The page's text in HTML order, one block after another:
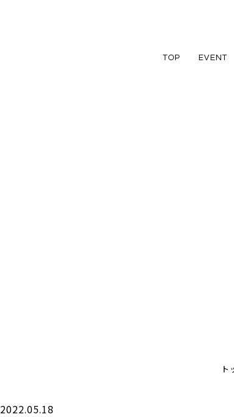
TOP EVENT
ト
2022.05.18